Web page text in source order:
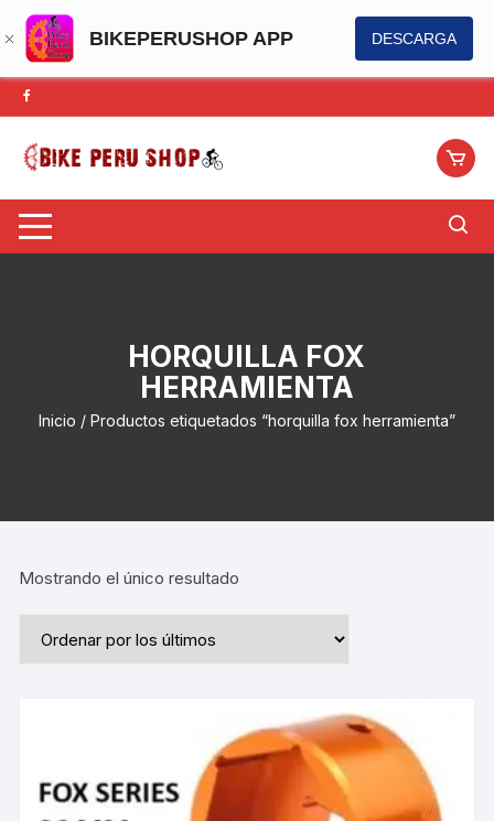
BIKEPERUSHOP APP DESCARGA
Saltar
al
contenido
HORQUILLA FOX
HERRAMIENTA
Inicio / Productos etiquetados “horquilla fox herramienta”
Mostrando el único resultado